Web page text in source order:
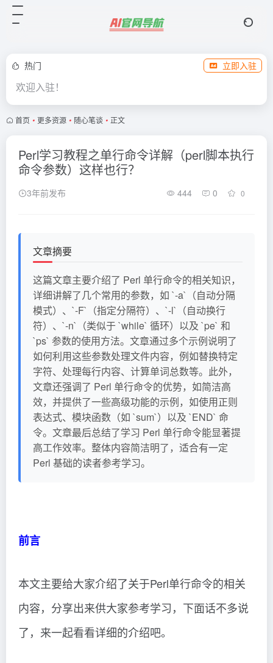
热门 立即入驻
欢迎入驻！
首页 • 更多资源 • 随心笔谈 • 正文
Perl学习教程之单行命令详解（perl脚本执行
命令参数）这样也行？
3年前发布 444 0 0
文章摘要
这篇文章主要介绍了 Perl 单行命令的相关知识，
详细讲解了几个常用的参数，如 `-a`（自动分隔
模式）、`-F`（指定分隔符）、`-l`（自动换行
符）、`-n`（类似于 `while` 循环）以及 `pe` 和
`ps` 参数的使用方法。文章通过多个示例说明了
如何利用这些参数处理文件内容，例如替换特定
字符、处理每行内容、计算单词总数等。此外，
文章还强调了 Perl 单行命令的优势，如简洁高
效，并提供了一些高级功能的示例，如使用正则
表达式、模块函数（如 `sum`）以及 `END` 命
令。文章最后总结了学习 Perl 单行命令能显著提
高工作效率。整体内容简洁明了，适合有一定
Perl 基础的读者参考学习。
前言
本文主要给大家介绍了关于Perl单行命令的相关
内容，分享出来供大家参考学习，下面话不多说
了，来一起看看详细的介绍吧。